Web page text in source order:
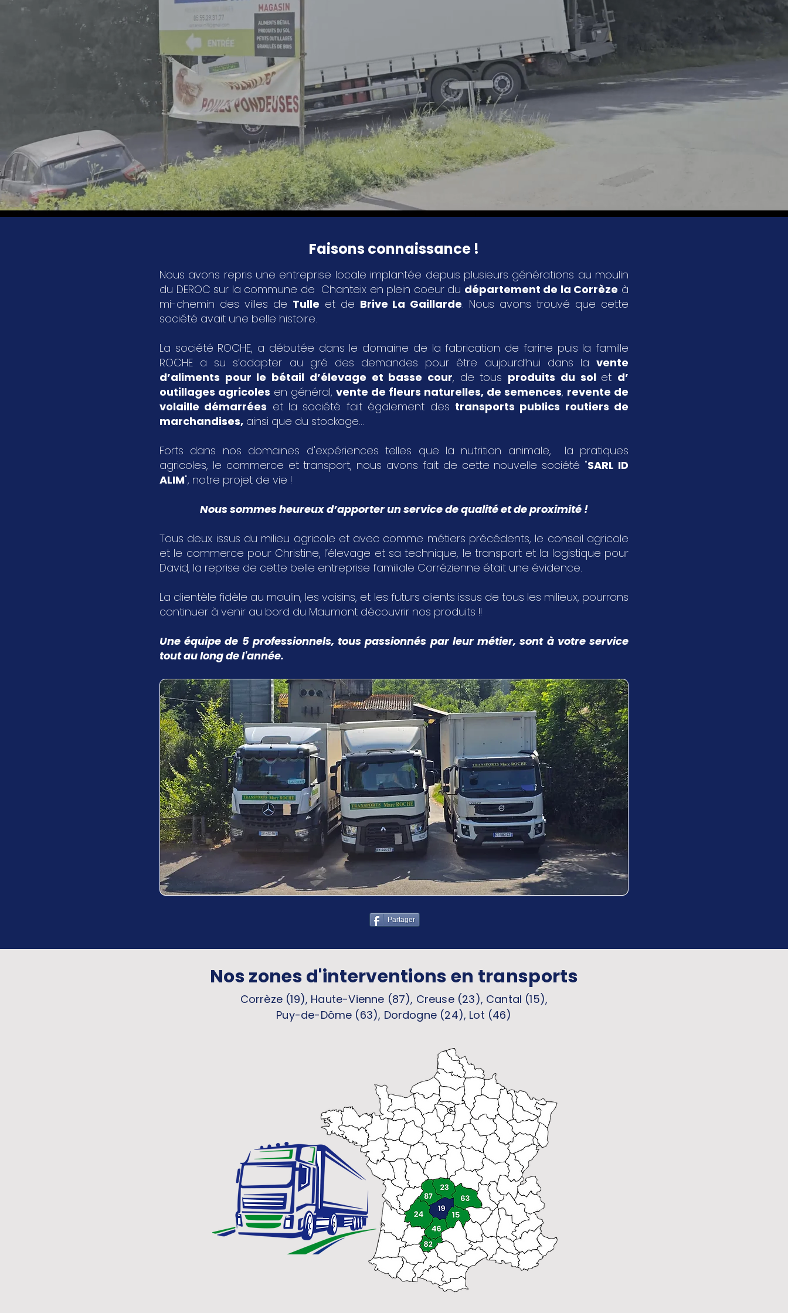
Faisons connaissance !
Nous avons repris une entreprise locale implantée depuis plusieurs générations au moulin
du DEROC sur la commune de Chanteix en plein coeur du département de la Corrèze à
mi-chemin des villes de Tulle et de Brive La Gaillarde. Nous avons trouvé que cette
société avait une belle histoire.
La société ROCHE, a débutée dans le domaine de la fabrication de farine puis la famille
ROCHE a su s’adapter au gré des demandes pour être aujourd’hui dans la vente
d’aliments pour le bétail d’élevage et basse cour, de tous produits du sol et d’
outillages agricoles en général, vente de fleurs naturelles, de semences, revente de
volaille démarrées et la société fait également des transports publics routiers de
marchandises, ainsi que du stockage...
Forts dans nos domaines d'expériences telles que la nutrition animale, la pratiques
agricoles, le commerce et transport, nous avons fait de cette nouvelle société "SARL ID
ALIM", notre projet de vie !
Nous sommes heureux d’apporter un service de qualité et de proximité !
Tous deux issus du milieu agricole et avec comme métiers précédents, le conseil agricole
et le commerce pour Christine, l’élevage et sa technique, le transport et la logistique pour
David, la reprise de cette belle entreprise familiale Corrézienne était une évidence.
La clientèle fidèle au moulin, les voisins, et les futurs clients issus de tous les milieux, pourrons
continuer à venir au bord du Maumont découvrir nos produits !!
Une équipe de 5 professionnels, tous passionnés par leur métier, sont à votre service
tout au long de l'année.
Partager
Nos zones d'interventions en transports
Corrèze (19), Haute-Vienne (87), Creuse (23), Cantal (15),
Puy-de-Dôme (63), Dordogne (24), Lot (46)